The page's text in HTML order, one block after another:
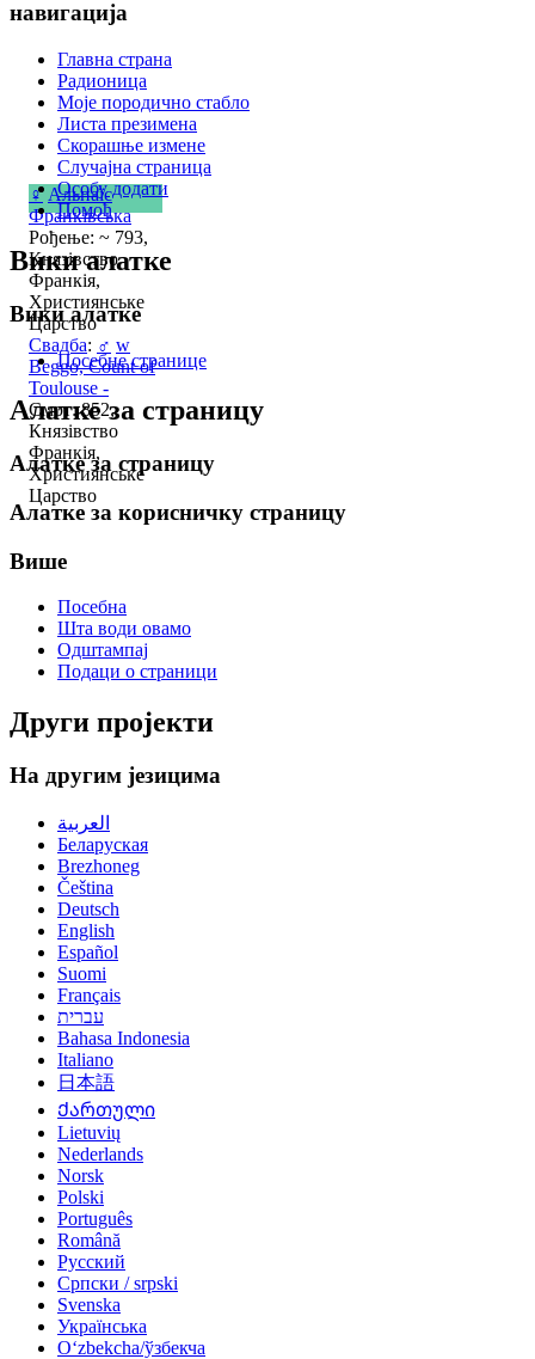
♀ Альпаїс
Франківська
Рођење: ~ 793,
Князівство
Франкія,
Християнське
Царство
Свадба: ♂ w
Beggo, Count of
Toulouse -
Смрт: 852,
Князівство
Франкія,
Християнське
Царство
навигација
Главна страна
Радионица
Моје породично стабло
Листа презимена
Скорашње измене
Случајна страница
Особу додати
Помоћ
Вики алатке
Вики алатке
Посебне странице
Алатке за страницу
Алатке за страницу
Алатке за корисничку страницу
Више
Посебна
Шта води овамо
Одштампај
Подаци о страници
Други пројекти
На другим језицима
العربية
Беларуская
Brezhoneg
Čeština
Deutsch
English
Español
Suomi
Français
עברית
Bahasa Indonesia
Italiano
日本語
Ქართული
Lietuvių
Nederlands
Norsk
Polski
Português
Română
Русский
Српски / srpski
Svenska
Українська
Oʻzbekcha/ўзбекча